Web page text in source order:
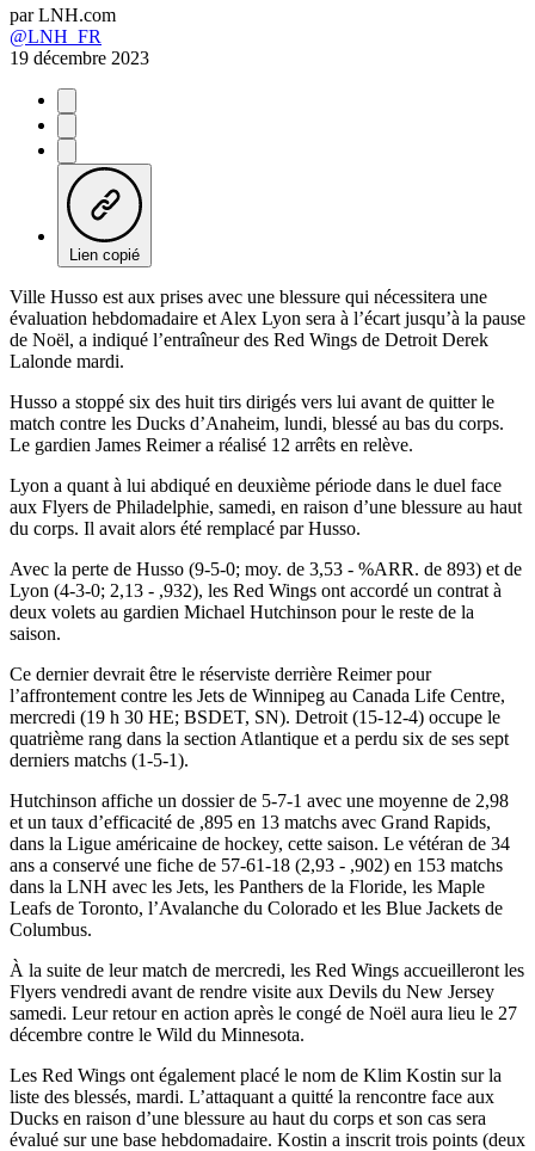
par LNH.com
@LNH_FR
19 décembre 2023
Lien copié
Ville Husso est aux prises avec une blessure qui nécessitera une
évaluation hebdomadaire et Alex Lyon sera à l’écart jusqu’à la pause
de Noël, a indiqué l’entraîneur des Red Wings de Detroit Derek
Lalonde mardi.
Husso a stoppé six des huit tirs dirigés vers lui avant de quitter le
match contre les Ducks d’Anaheim, lundi, blessé au bas du corps.
Le gardien James Reimer a réalisé 12 arrêts en relève.
Lyon a quant à lui abdiqué en deuxième période dans le duel face
aux Flyers de Philadelphie, samedi, en raison d’une blessure au haut
du corps. Il avait alors été remplacé par Husso.
Avec la perte de Husso (9-5-0; moy. de 3,53 - %ARR. de 893) et de
Lyon (4-3-0; 2,13 - ,932), les Red Wings ont accordé un contrat à
deux volets au gardien Michael Hutchinson pour le reste de la
saison.
Ce dernier devrait être le réserviste derrière Reimer pour
l’affrontement contre les Jets de Winnipeg au Canada Life Centre,
mercredi (19 h 30 HE; BSDET, SN). Detroit (15-12-4) occupe le
quatrième rang dans la section Atlantique et a perdu six de ses sept
derniers matchs (1-5-1).
Hutchinson affiche un dossier de 5-7-1 avec une moyenne de 2,98
et un taux d’efficacité de ,895 en 13 matchs avec Grand Rapids,
dans la Ligue américaine de hockey, cette saison. Le vétéran de 34
ans a conservé une fiche de 57-61-18 (2,93 - ,902) en 153 matchs
dans la LNH avec les Jets, les Panthers de la Floride, les Maple
Leafs de Toronto, l’Avalanche du Colorado et les Blue Jackets de
Columbus.
À la suite de leur match de mercredi, les Red Wings accueilleront les
Flyers vendredi avant de rendre visite aux Devils du New Jersey
samedi. Leur retour en action après le congé de Noël aura lieu le 27
décembre contre le Wild du Minnesota.
Les Red Wings ont également placé le nom de Klim Kostin sur la
liste des blessés, mardi. L’attaquant a quitté la rencontre face aux
Ducks en raison d’une blessure au haut du corps et son cas sera
évalué sur une base hebdomadaire. Kostin a inscrit trois points (deux